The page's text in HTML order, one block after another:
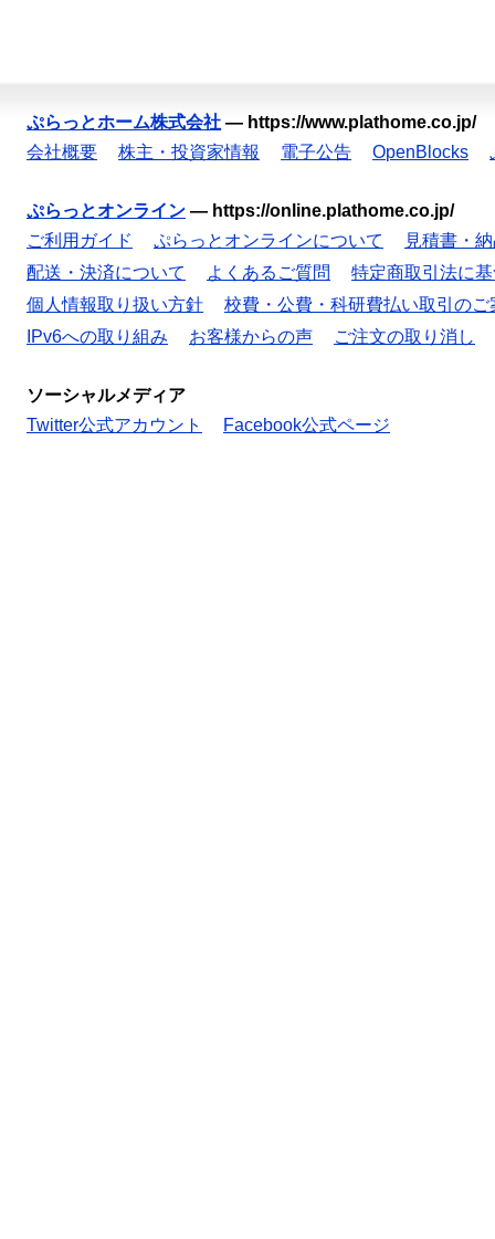
ぷらっとホーム株式会社 — https://www.plathome.co.jp/
会社概要
株主・投資家情報 電子公告 OpenBlocks
ぷらっとオンライン — https://online.plathome.co.jp/
ご利用ガイド
ぷらっとオンラインについて
見積書・
配送・決済について
よくあるご質問
特定商取引法に
個人情報取り扱い方針
校費・公費・科研費払い取引のご
IPv6への取り組み
お客様からの声 ご注文の取り消し
ソーシャルメディア
Twitter公式アカウント
Facebook公式ページ